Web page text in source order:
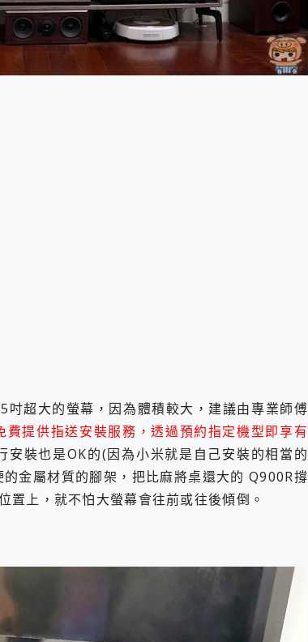
超大的螢幕，因為體積較大，建議由專業師傅
提供指送安裝服務，透過預約指定機型即享有
安裝也是OK的(因為小米就是自己安裝的相當的
金屬材質的腳架，把比麻將桌還大的 Q900R撐
置上，就不怕大螢幕會往前或往後傾倒。